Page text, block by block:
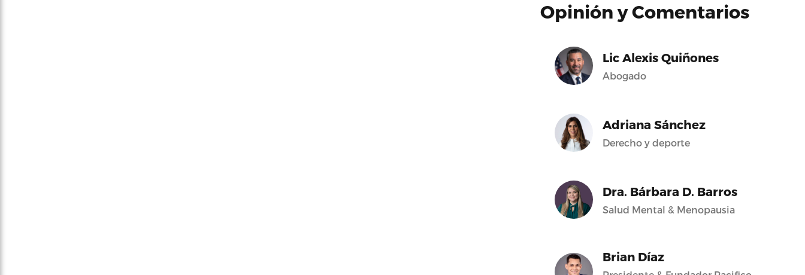
Opinión y Comentarios
Lic Alexis Quiñones
Abogado
Adriana Sánchez
Derecho y deporte
Dra. Bárbara D. Barros
Salud Mental & Menopausia
Brian Díaz